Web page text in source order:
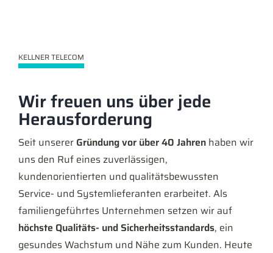
KELLNER TELECOM
Wir freuen uns über jede
Herausforderung
Seit unserer Gründung vor über 40 Jahrenhaben wir
uns den Ruf eines zuverlässigen,
kundenorientierten und qualitätsbewussten
Service- und Systemlieferanten erarbeitet. Als
familiengeführtes Unternehmen setzen wir auf
höchste Qualitäts- und Sicherheitsstandards, ein
gesundes Wachstum und Nähe zum Kunden. Heute